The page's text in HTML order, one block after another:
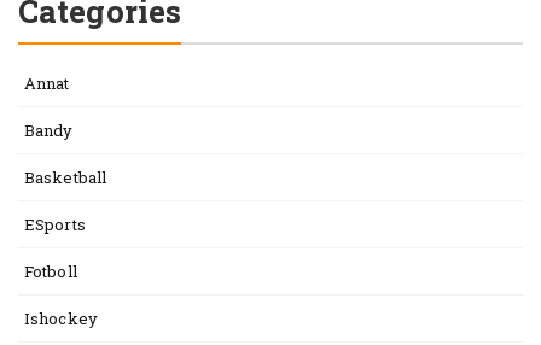
Categories
Annat
Bandy
Basketball
ESports
Fotboll
Ishockey